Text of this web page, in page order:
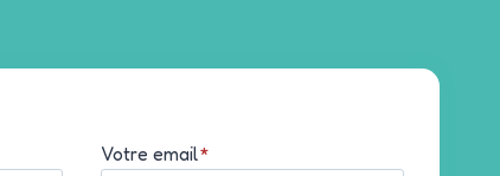
Votre email*